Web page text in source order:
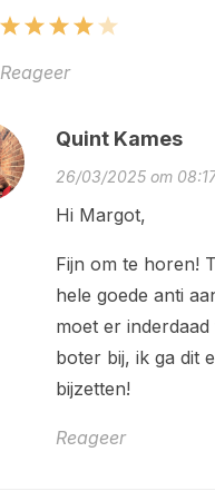
Reageer
Quint Kames
26/03/2025 om
Hi Margot,
Fijn om te horen!
hele goede anti
moet er
boter bij, ik ga dit
bijzetten!
Reageer